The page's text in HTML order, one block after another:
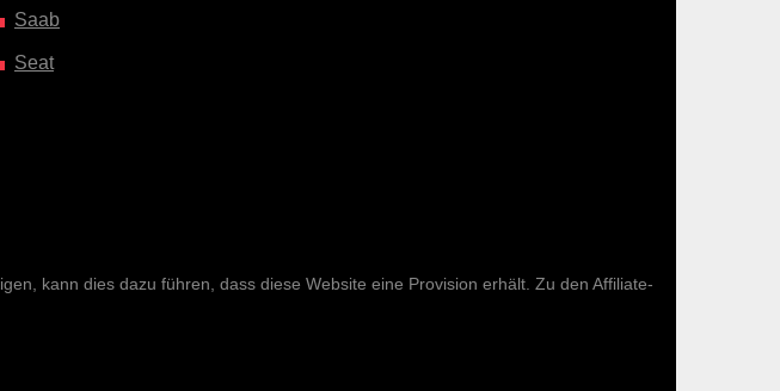
Saab
Seat
kann dies dazu führen, dass diese Website eine Provision erhält. Zu den Affiliate-